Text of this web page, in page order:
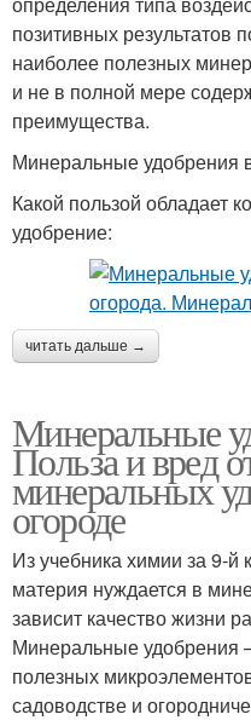
позитивных результатов
наиболее полезных
и не в полной мере
преимущества.
Минеральные удобрения
Какой пользой обладает
удобрение:
читать дальше →
Минеральные
Польза и вред
минеральных
огороде
Из учебника химии за 9-й
материя нуждается в
зависит качество жизни
Минеральные удобрения
полезных
садоводстве и